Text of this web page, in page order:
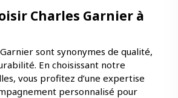
Charles Garnier à
sont synonymes de qualité,
En choisissant notre
vous profitez d’une expertise
personnalisé pour